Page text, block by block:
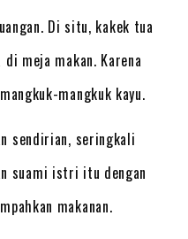
Di situ, kakek tua
meja makan. Karena
mangkuk kayu.
sendirian, seringkali
suami istri itu dengan
makanan.